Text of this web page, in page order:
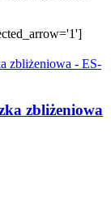
zbliżeniowa